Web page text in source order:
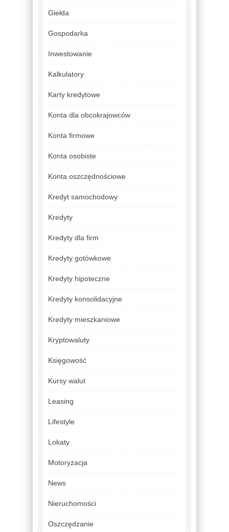
Giełda
Gospodarka
Inwestowanie
Kalkulatory
Karty kredytowe
Konta dla obcokrajowców
Konta firmowe
Konta osobiste
Konta oszczędnościowe
Kredyt samochodowy
Kredyty
Kredyty dla firm
Kredyty gotówkowe
Kredyty hipoteczne
Kredyty konsolidacyjne
Kredyty mieszkaniowe
Kryptowaluty
Księgowość
Kursy walut
Leasing
Lifestyle
Lokaty
Motoryzacja
News
Nieruchomości
Oszczędzanie